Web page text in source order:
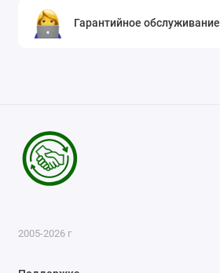
Гарантийное обслуживание
2005-2026 г